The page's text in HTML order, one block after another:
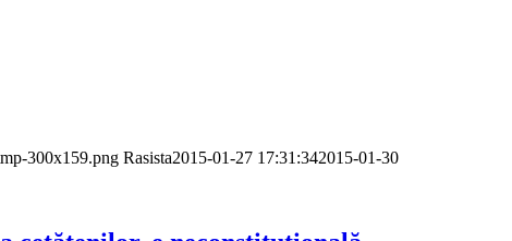
300x159.png Rasista2015-01-27 17:31:342015-01-30